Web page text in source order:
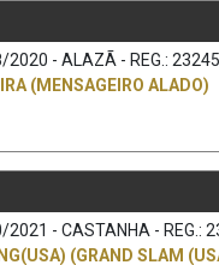
2020 - ALAZÃ - REG.:
(MENSAGEIRO ALADO)
2021 - CASTANHA - REG.:
(GRAND SLAM